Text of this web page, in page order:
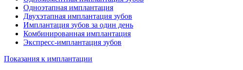
Одноэтапная имплантация
Двухэтапная имплантация зубов
Имплантация зубов за один день
Комбинированная имплантация
Экспресс-имплантация зубов
Показания к имплантации